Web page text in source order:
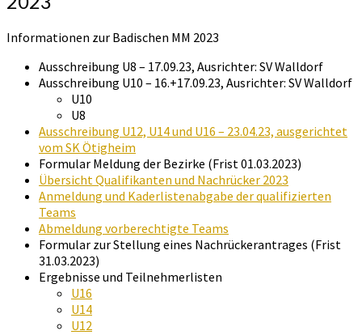
2023
Informationen zur Badischen MM 2023
Ausschreibung U8 – 17.09.23, Ausrichter: SV Walldorf
Ausschreibung U10 – 16.+17.09.23, Ausrichter: SV Walldorf
U10
U8
Ausschreibung U12, U14 und U16 – 23.04.23, ausgerichtet
vom SK Ötigheim
Formular Meldung der Bezirke (Frist 01.03.2023)
Übersicht Qualifikanten und Nachrücker 2023
Anmeldung und Kaderlistenabgabe der qualifizierten
Teams
Abmeldung vorberechtigte Teams
Formular zur Stellung eines Nachrückerantrages (Frist
31.03.2023)
Ergebnisse und Teilnehmerlisten
U16
U14
U12